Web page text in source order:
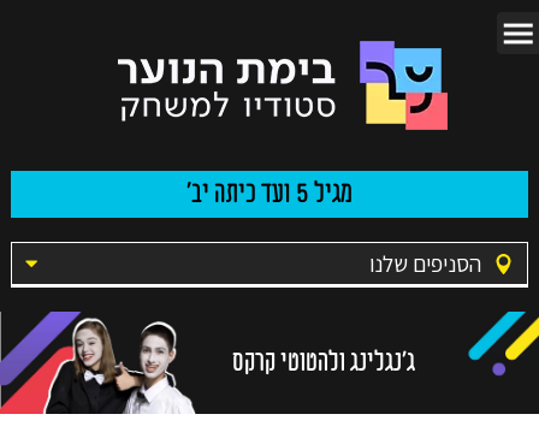
מגיל 5 ועד כיתה יב'
הסניפים שלנו
ג'נגלינג ולהטוטי קרקס